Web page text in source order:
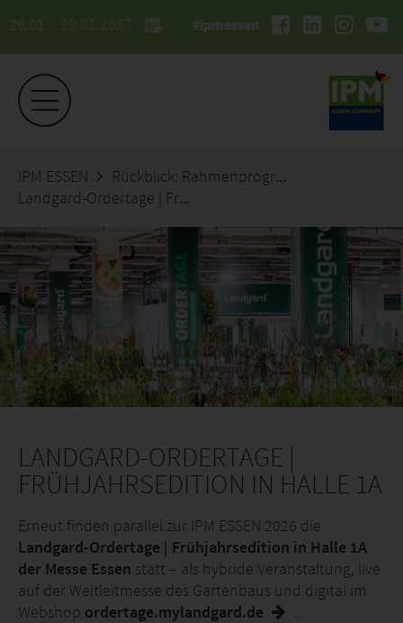
26.01. - 29.01.2027 #ipmessen
IPM ESSEN
Rückblick: Rahmenprogramm 2026
Landgard-Ordertage | Frühjahrsedition
LANDGARD-ORDERTAGE |
FRÜHJAHRSEDITION IN HALLE 1A
Erneut finden parallel zur IPM ESSEN 2026 die
Landgard-Ordertage | Frühjahrsedition in Halle 1A
der Messe Essen statt – als hybride Veranstaltung, live
auf der Weltleitmesse des Gartenbaus und digital im
Webshop ordertage.mylandgard.de .